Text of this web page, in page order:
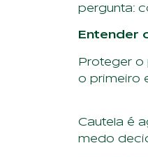
pergunta:
Entender
Proteger o
o primeiro
Cautela é
medo